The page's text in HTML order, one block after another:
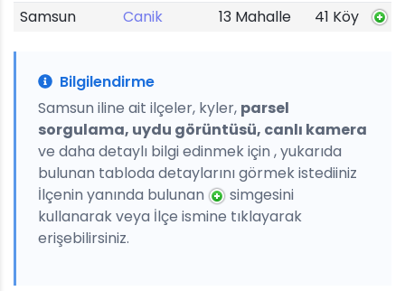
Samsun
Canik 13 Mahalle 41 Köy
Bilgilendirme
Samsun iline ait ilçeler, kyler, parsel
sorgulama, uydu görüntüsü, canlı kamera
ve daha detaylı bilgi edinmek için , yukarıda
bulunan tabloda detaylarını görmek istediiniz
İlçenin yanında bulunan
simgesini
kullanarak veya İlçe ismine tıklayarak
erişebilirsiniz.